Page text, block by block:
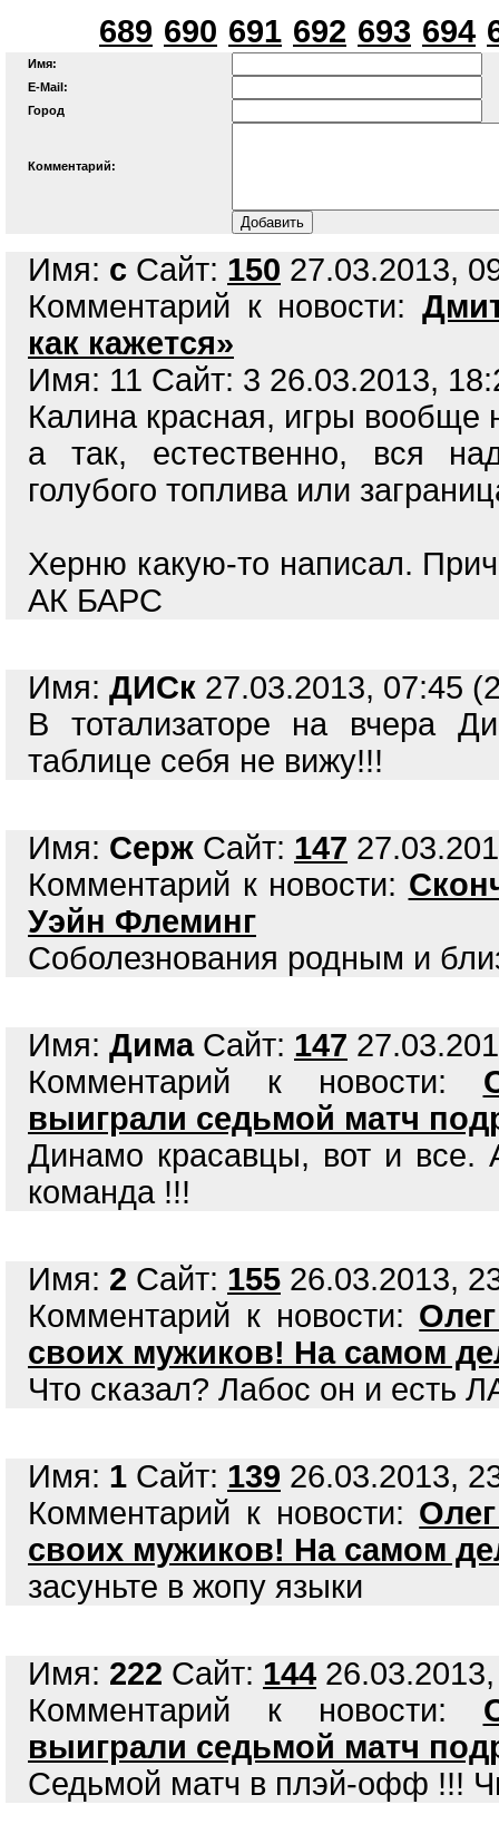
689 690 691 692 693 694
Имя:
E-Mail:
Город
Комментарий:
Имя: с Сайт: 150 27.03.2013,
Комментарий к новости:
как кажется»
Имя: 11 Сайт: 3 26.03.2013,
Калина красная, игры вообще
а так, естественно, вся
голубого топлива или
Херню какую-то написал.
АК БАРС
Имя: ДИСк 27.03.2013, 07:45
В тотализаторе на вчера
таблице себя не вижу!!!
Имя: Серж Сайт: 147
Комментарий к новости:
Уэйн Флеминг
Соболезнования родным и
Имя: ДимаСайт: 147
Комментарий к новости:
выиграли седьмой матч
Динамо красавцы, вот и все.
команда !!!
Имя: 2 Сайт: 155 26.03.2013,
Комментарий к новости:
своих мужиков! На самом
Что сказал? Лабос он и есть
Имя: 1 Сайт: 139 26.03.2013,
Комментарий к новости:
своих мужиков! На самом
засуньте в жопу языки
Имя: 222 Сайт: 144
Комментарий к новости:
выиграли седьмой матч
Седьмой матч в плэй-офф !!!